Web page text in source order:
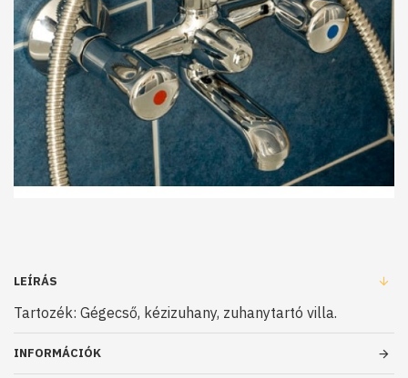
LEÍRÁS
Tartozék: Gégecső, kézizuhany, zuhanytartó villa.
INFORMÁCIÓK